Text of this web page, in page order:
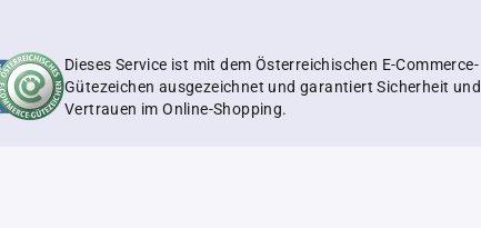
Dieses Service ist mit dem Österreichischen E-Commerce-
Gütezeichen ausgezeichnet und garantiert Sicherheit und
Vertrauen im Online-Shopping.